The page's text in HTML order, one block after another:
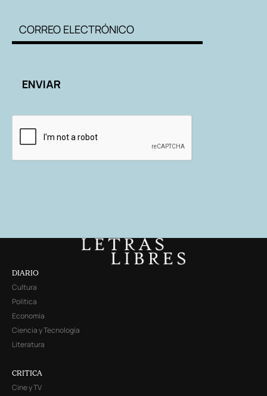
DIARIO
Cultura
Política
Economía
Ciencia y Tecnología
Literatura
CRITICA
Cine y TV